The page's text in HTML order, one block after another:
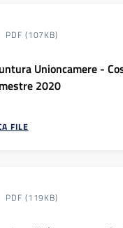
PDF (107KB)
Unioncamere -
2020
FILE
PDF (119KB)